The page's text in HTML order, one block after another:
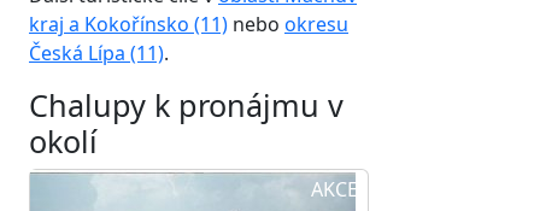
kraj a Kokořínsko (11) nebo okresu
Česká Lípa (11).
Chalupy k pronájmu v
okolí
AKCE